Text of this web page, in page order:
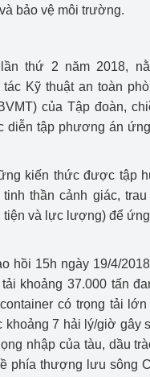
bảo vệ môi trường.
thứ 2 năm 2018,
Kỹ thuật an toàn
của Tập đoàn,
diễn tập phương án
kiến thức được tập
thần cảnh giác, trau
và lực lượng) để
hồi 15h ngày 19/4/
khoảng 37.000 tấn
có trọng tải
khoảng 7 hải lý/giờ gây
nhập của tàu, dầu
phía thượng lưu sông